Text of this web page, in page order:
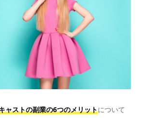
ャストの副業の6つのメリットについて